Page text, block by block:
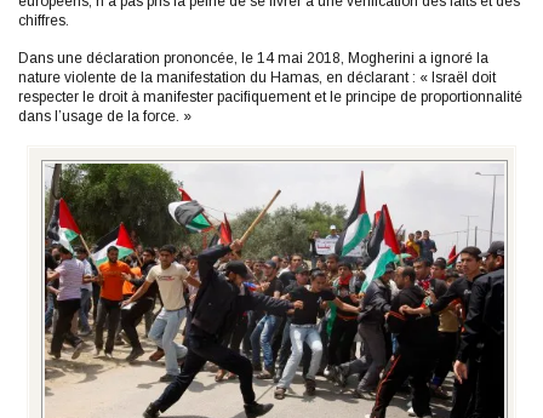
chiffres.
Dans une déclaration prononcée, le 14 mai 2018, Mogherini a ignoré la
nature violente de la manifestation du Hamas, en déclarant : « Israël doit
respecter le droit à manifester pacifiquement et le principe de proportionnalité
dans l’usage de la force. »